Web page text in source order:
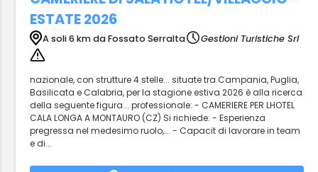
ESTATE 2026
A soli 6 km da Fossato Serralta Gestioni Turistiche Srl
nazionale, con strutture 4 stelle... situate tra Campania, Puglia,
Basilicata e Calabria, per la stagione estiva 2026 è alla ricerca
della seguente figura... professionale: - CAMERIERE PER LHOTEL
CALA LONGA A MONTAURO (CZ) Si richiede: - Esperienza
pregressa nel medesimo ruolo,... - Capacit di lavorare in team
e di...